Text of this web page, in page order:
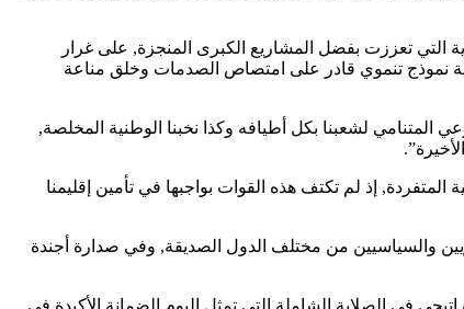
التي تعززت بفضل المشاريع الكبرى المنجزة, على غرار
نموذج تنموي قادر على امتصاص الصدمات وخلق مناعة
المتنامي لشعبنا بكل أطيافه وكذا نخبنا الوطنية المخلصة,
المتفردة, إذ لم تكتف هذه القوات بواجبها في تأمين إقليمنا
والسياسيين من مختلف الدول الصديقة, وفي صدارة أجندة